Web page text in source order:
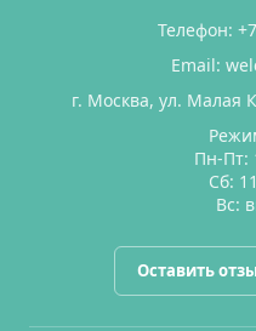
Телефон:
Email:
г. Москва, ул. Малая
Пн-Пт:
Сб:
Вс:
Оставить